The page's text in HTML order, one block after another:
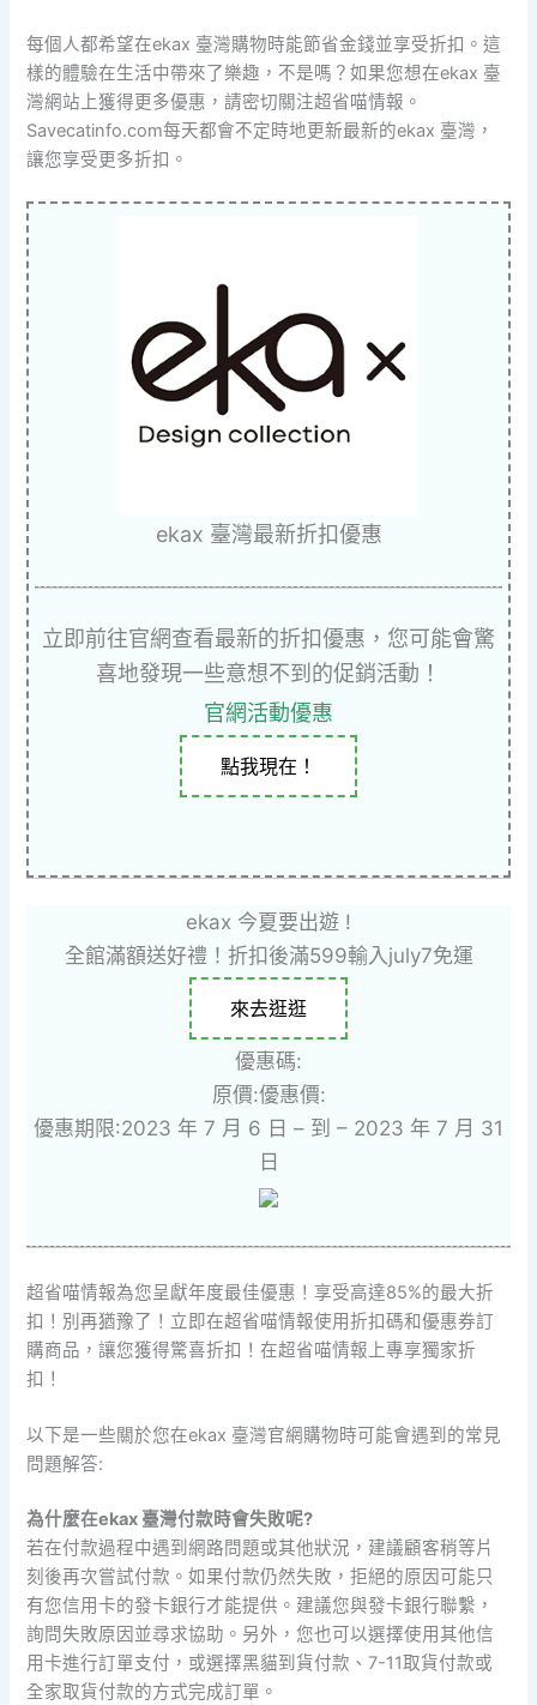
每個人都希望在ekax 臺灣購物時能節省金錢並享受折扣。這
樣的體驗在生活中帶來了樂趣，不是嗎？如果您想在ekax 臺
灣網站上獲得更多優惠，請密切關注超省喵情報。
Savecatinfo.com每天都會不定時地更新最新的ekax 臺灣，
讓您享受更多折扣。
ekax 臺灣最新折扣優惠
立即前往官網查看最新的折扣優惠，您可能會驚
喜地發現一些意想不到的促銷活動！
官網活動優惠
點我現在！
ekax 今夏要出遊 !
全館滿額送好禮！折扣後滿599輸入july7免運
來去逛逛
優惠碼:
原價:優惠價:
優惠期限:2023 年 7 月 6 日 – 到 – 2023 年 7 月 31
日
超省喵情報為您呈獻年度最佳優惠！享受高達85%的最大折
扣！別再猶豫了！立即在超省喵情報使用折扣碼和優惠券訂
購商品，讓您獲得驚喜折扣！在超省喵情報上專享獨家折
扣！
以下是一些關於您在ekax 臺灣官網購物時可能會遇到的常見
問題解答:
為什麼在ekax 臺灣付款時會失敗呢?
若在付款過程中遇到網路問題或其他狀況，建議顧客稍等片
刻後再次嘗試付款。如果付款仍然失敗，拒絕的原因可能只
有您信用卡的發卡銀行才能提供。建議您與發卡銀行聯繫，
詢問失敗原因並尋求協助。另外，您也可以選擇使用其他信
用卡進行訂單支付，或選擇黑貓到貨付款、7-11取貨付款或
全家取貨付款的方式完成訂單。